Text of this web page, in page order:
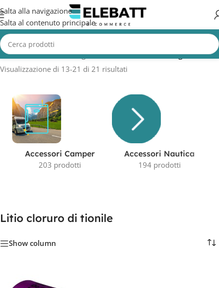
Salta alla navigazione
Salta al contenuto principale
Home/Prodotto Tecnologia/Litio cloruro di tionile/Pagina 2
Visualizzazione di 13-21 di 21 risultati
Accessori Camper
203 prodotti
Accessori Nautica
194 prodotti
Litio cloruro di tionile
Show column